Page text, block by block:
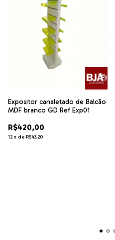
Expositor canaletado de Balcão
MDF branco GD Ref Exp01
R$420,00
12 x de R$43,20